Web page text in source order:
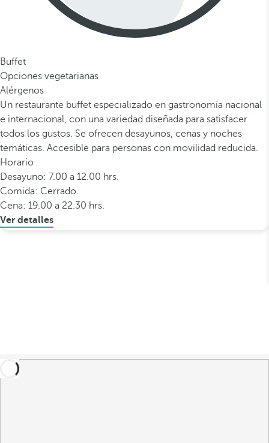
Buffet
Opciones vegetarianas
Alérgenos
Un restaurante buffet especializado en gastronomía nacional
e internacional, con una variedad diseñada para satisfacer
todos los gustos. Se ofrecen desayunos, cenas y noches
temáticas. Accesible para personas con movilidad reducida.
Horario
Desayuno: 7.00 a 12.00 hrs.
Comida: Cerrado.
Cena: 19.00 a 22.30 hrs.
Ver detalles